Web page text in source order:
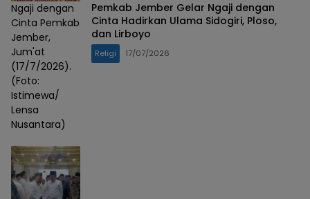
Ngaji dengan
Cinta Pemkab
Jember,
Jum'at
(17/7/2026).
(Foto:
Istimewa/
Lensa
Nusantara)
Pemkab Jember Gelar Ngaji dengan
Cinta Hadirkan Ulama Sidogiri, Ploso,
dan Lirboyo
Religi 17/07/2026